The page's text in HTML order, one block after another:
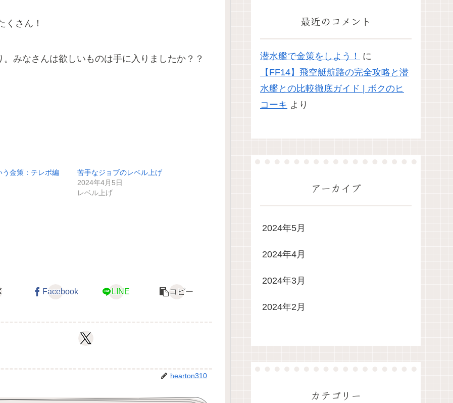
さん！
。みなさんは欲しいものは手に入りましたか？？
う金策：テレポ編
苦手なジョブのレベル上げ
2024年4月5日
レベル上げ
Facebook LINE コピー
hearton310
最近のコメント
潜水艦で金策をしよう！
に
【FF14】飛空艇航路の完全攻略と潜
水艦との比較徹底ガイド | ボクのヒ
コーキ より
アーカイブ
2024年5月
2024年4月
2024年3月
2024年2月
カテゴリー